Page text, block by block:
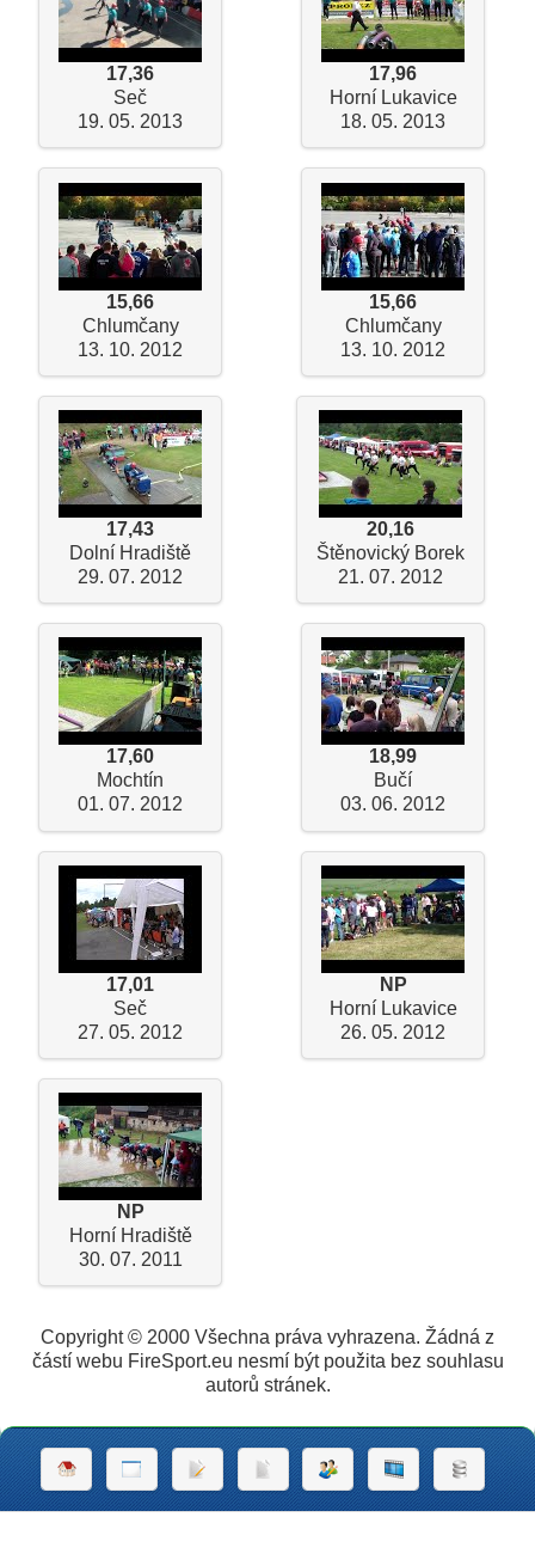
17,36
Seč
19. 05. 2013
17,96
Horní Lukavice
18. 05. 2013
15,66
Chlumčany
13. 10. 2012
15,66
Chlumčany
13. 10. 2012
17,43
Dolní Hradiště
29. 07. 2012
20,16
Štěnovický Borek
21. 07. 2012
17,60
Mochtín
01. 07. 2012
18,99
Bučí
03. 06. 2012
17,01
Seč
27. 05. 2012
NP
Horní Lukavice
26. 05. 2012
NP
Horní Hradiště
30. 07. 2011
Copyright © 2000 Všechna práva vyhrazena. Žádná z
částí webu FireSport.eu nesmí být použita bez souhlasu
autorů stránek.